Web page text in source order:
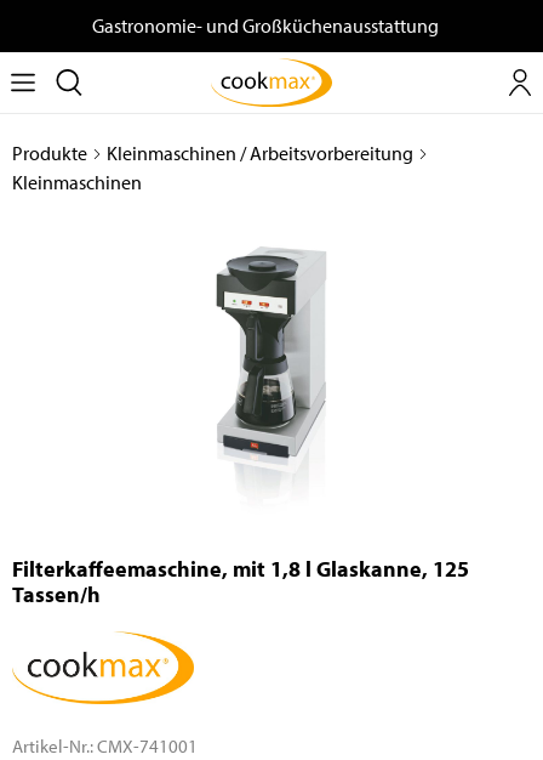
Gastronomie- und Großküchenausstattung
Produkte
Kleinmaschinen / Arbeitsvorbereitung
Kleinmaschinen
Filterkaffeemaschine, mit 1,8 l Glaskanne, 125
Tassen/h
Artikel-Nr.:CMX-741001